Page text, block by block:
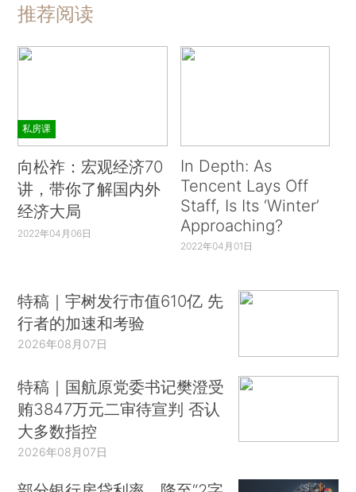
推荐阅读
私房课
向松祚：宏观经济70
讲，带你了解国内外
经济大局
2022年04月06日
In Depth: As
Tencent Lays Off
Staff, Is Its ‘Winter’
Approaching?
2022年04月01日
特稿｜宇树发行市值610亿 先
行者的加速和考验
2026年08月07日
特稿｜国航原党委书记樊澄受
贿3847万元二审待宣判 否认
大多数指控
2026年08月07日